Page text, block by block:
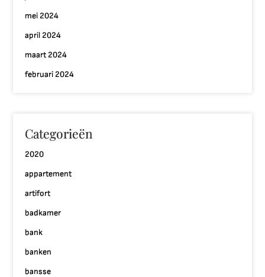
mei 2024
april 2024
maart 2024
februari 2024
Categorieën
2020
appartement
artifort
badkamer
bank
banken
bansse